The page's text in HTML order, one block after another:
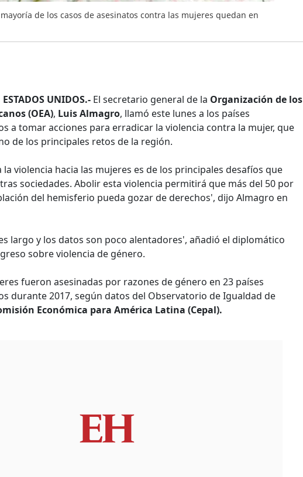
de los casos de asesinatos contra las mujeres quedan en
UNIDOS.- El secretario general de la Organización de los
(OEA), Luis Almagro, llamó este lunes a los países
a tomar acciones para erradicar la violencia contra la mujer, que
de los principales retos de la región.
la violencia hacia las mujeres es de los principales desafíos que
sociedades. Abolir esta violencia permitirá que más del 50 por
del hemisferio pueda gozar de derechos', dijo Almagro en
largo y los datos son poco alentadores', añadió el diplomático
sobre violencia de género.
fueron asesinadas por razones de género en 23 países
durante 2017, según datos del Observatorio de Igualdad de
Económica para América Latina (Cepal).